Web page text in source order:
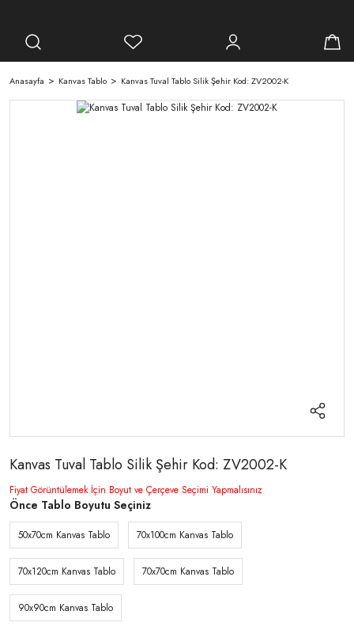
Anasayfa Kanvas Tablo Kanvas Tuval Tablo Silik Şehir Kod: ZV2002-K
Kanvas Tuval Tablo Silik Şehir Kod: ZV2002-K
Fiyat Görüntülemek İçin Boyut ve Çerçeve Seçimi Yapmalısınız
Önce Tablo Boyutu Seçiniz
50x70cm Kanvas Tablo 70x100cm Kanvas Tablo
70x120cm Kanvas Tablo 70x70cm Kanvas Tablo
90x90cm Kanvas Tablo